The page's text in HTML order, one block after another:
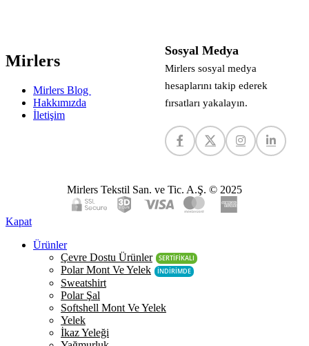
Mirlers
Mirlers Blog
Hakkımızda
İletişim
Sosyal Medya
Mirlers sosyal medya
hesaplarını takip ederek
fırsatları yakalayın.
Mirlers Tekstil San. ve Tic. A.Ş. © 2025
Kapat
Ürünler
Çevre Dostu Ürünler
SERTİFİKALI
Polar Mont Ve Yelek İNDİRİMDE
Sweatshirt
Polar Şal
Softshell Mont Ve Yelek
Yelek
İkaz Yeleği